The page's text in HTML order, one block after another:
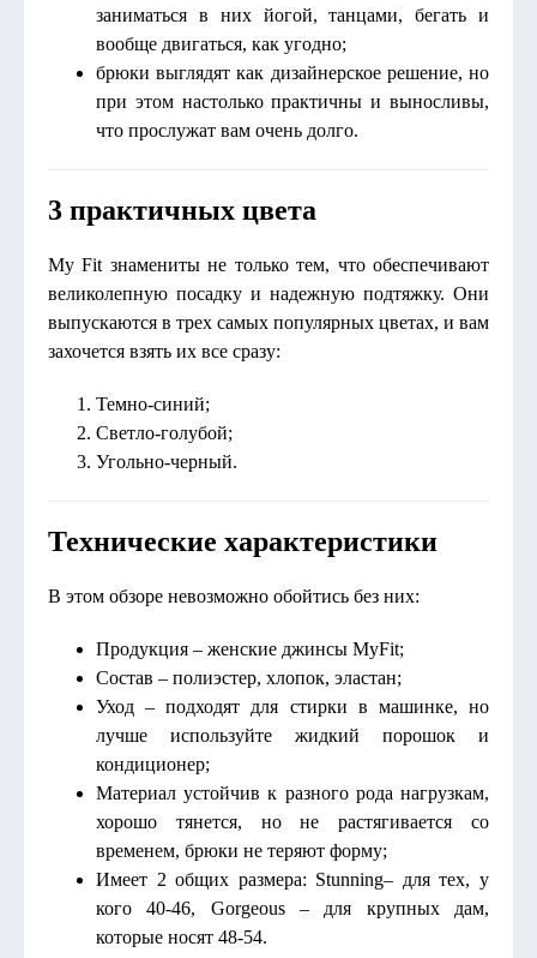
заниматься в них йогой, танцами, бегать и
вообще двигаться, как угодно;
брюки выглядят как дизайнерское решение, но
при этом настолько практичны и выносливы,
что прослужат вам очень долго.
3 практичных цвета
My Fit знамениты не только тем, что обеспечивают
великолепную посадку и надежную подтяжку. Они
выпускаются в трех самых популярных цветах, и вам
захочется взять их все сразу:
Темно-синий;
Светло-голубой;
Угольно-черный.
Технические характеристики
В этом обзоре невозможно обойтись без них:
Продукция – женские джинсы MyFit;
Состав – полиэстер, хлопок, эластан;
Уход – подходят для стирки в машинке, но
лучше используйте жидкий порошок и
кондиционер;
Материал устойчив к разного рода нагрузкам,
хорошо тянется, но не растягивается со
временем, брюки не теряют форму;
Имеет 2 общих размера: Stunning– для тех, у
кого 40-46, Gorgeous – для крупных дам,
которые носят 48-54.